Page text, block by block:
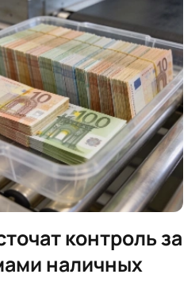
контроль за
наличных